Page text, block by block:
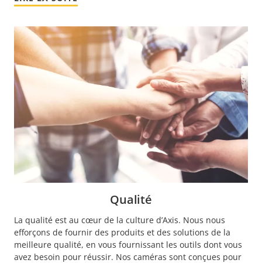
Qualité
La qualité est au cœur de la culture d’Axis. Nous nous
efforçons de fournir des produits et des solutions de la
meilleure qualité, en vous fournissant les outils dont vous
avez besoin pour réussir. Nos caméras sont conçues pour